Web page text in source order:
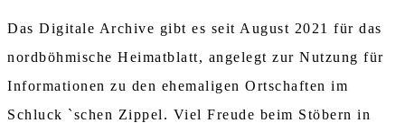
Das Digitale Archive gibt es seit August 2021 für das
nordböhmische Heimatblatt, angelegt zur Nutzung für
Informationen zu den ehemaligen Ortschaften im
Schluck `schen Zippel. Viel Freude beim Stöbern in